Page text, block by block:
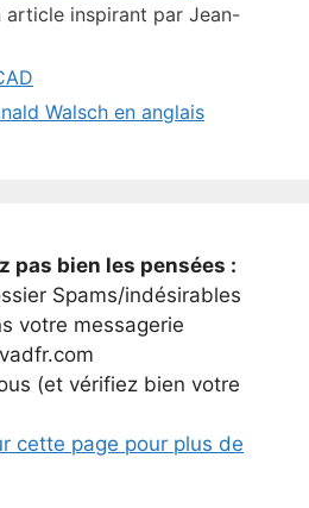
article inspirant par Jean-
Walsch en anglais
pas bien les pensées :
Spams/indésirables
votre messagerie
(et vérifiez bien votre
cette page pour plus de